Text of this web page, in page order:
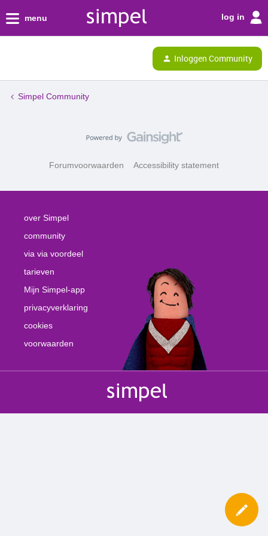
menu log in
Inloggen Community
Simpel Community
Forumvoorwaarden Accessibility statement
over Simpel
community
via via voordeel
tarieven
Mijn Simpel-app
privacyverklaring
cookies
voorwaarden